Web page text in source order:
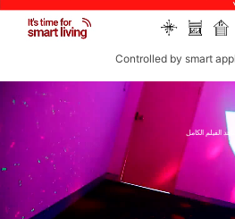
القمر.
بريق الضوء الخافت في ظلمة الليل ييبعث
الاطمئنان.
شاهد الفيلم الكامل